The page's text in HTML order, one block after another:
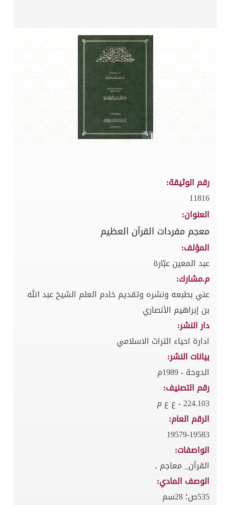
رقم الوثيقة:
11816
العنوان:
معجم مفردات القرآن العظيم
المؤلف:
عبد المعين عبّارة
م.مشارك:
عني بطبعه ونشره وتقديم خادم العلم الشيخ عبد الله
بن إبراهيم الأنصاري
دار النشر:
ادارة احياء التراث الاسلامي
بيانات النشر:
الدوحة - 1989م
رقم التصنيف:
224.103 - ع ع م
الرقم العام:
19579-19583
الواصفات:
القرآن_ معاجم ,
الوصف المادي:
535ص؛ 28سم